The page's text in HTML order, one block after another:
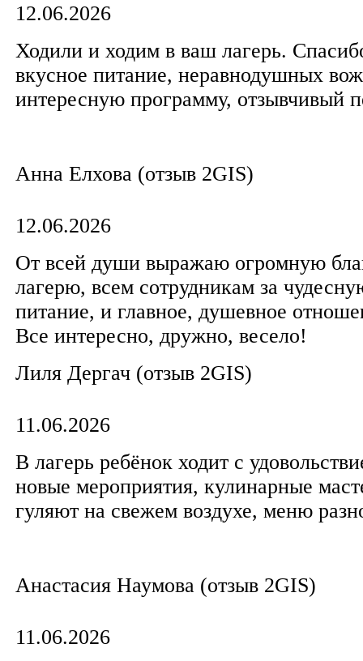
12.06.2026
Ходили и ходим в ваш лагерь.
вкусное питание, неравнодушных
интересную программу, отзывчивый
Анна Елхова (отзыв 2GIS)
12.06.2026
От всей души выражаю огромную
лагерю, всем сотрудникам за
питание, и главное, душевное
Все интересно, дружно, весело!
Лиля Дергач (отзыв 2GIS)
11.06.2026
В лагерь ребёнок ходит с
новые мероприятия, кулинарные
гуляют на свежем воздухе, меню
Анастасия Наумова (отзыв 2GIS)
11.06.2026